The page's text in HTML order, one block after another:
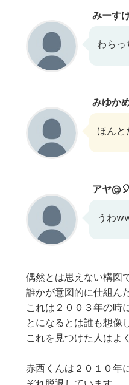
みーす
わらっ
みゆか
ほんと
アヤ
うわ
偶然とは思えない構図
誰かが意図的に仕組ん
これは２００３年の時
とになるとは誰も想像
これを見つけた人はよ
赤西くんは２０１０年